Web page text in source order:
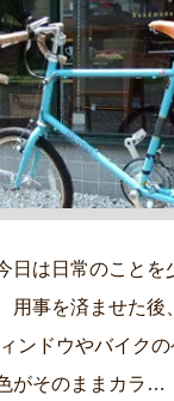
日は日常のこと
用事を済ませた
ンドウやバイク
がそのままカラ…